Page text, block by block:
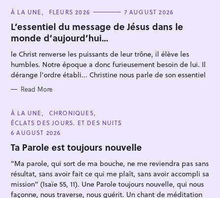
C
T
E
G
O
R
I
E
S
À LA UNE FLEURS 2026 7 AUGUST 2026
L’essentiel du message de Jésus dans le
monde d’aujourd’hui…
le Christ renverse les puissants de leur trône, il élève les
humbles. Notre époque a donc furieusement besoin de lui. Il
dérange l'ordre établi... Christine nous parle de son essentiel
Read More
C
A
T
E
G
O
R
E
À LA UNE
CHRONIQUES
ÉCLATS DES JOURS. ET DES NUITS
6 AUGUST 2026
Ta Parole est toujours nouvelle
"Ma parole, qui sort de ma bouche, ne me reviendra pas sans
résultat, sans avoir fait ce qui me plaît, sans avoir accompli sa
mission" (Isaïe 55, 11). Une Parole toujours nouvelle, qui nous
façonne, nous traverse, nous guérit. Un chant de méditation
S
e
a
c
h
f
o
r
: